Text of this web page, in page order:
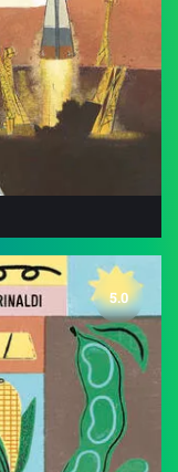
5.0